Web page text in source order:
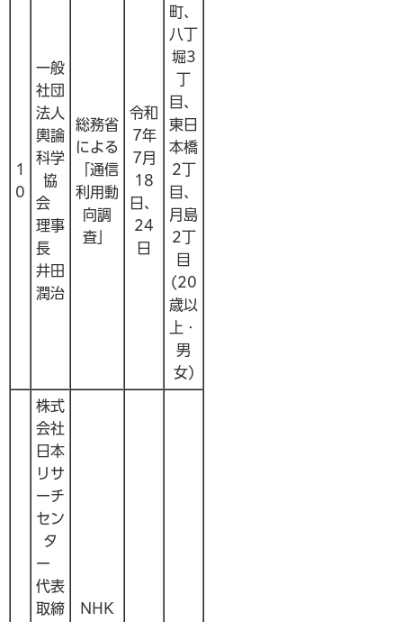
1
0
一般
社団
法人
輿論
科学
協
会
理事
長
井田
潤治
総務省
による
「通信
利用動
向調
査」
令和
7年
7月
18
日、
24
日
町、
八丁
堀3
丁
目、
東日
本橋
2丁
目、
月島
2丁
目
(20
歳以
上・
男
女)
株式
会社
日本
リサ
ーチ
セン
タ
ー
代表
取締
NHK